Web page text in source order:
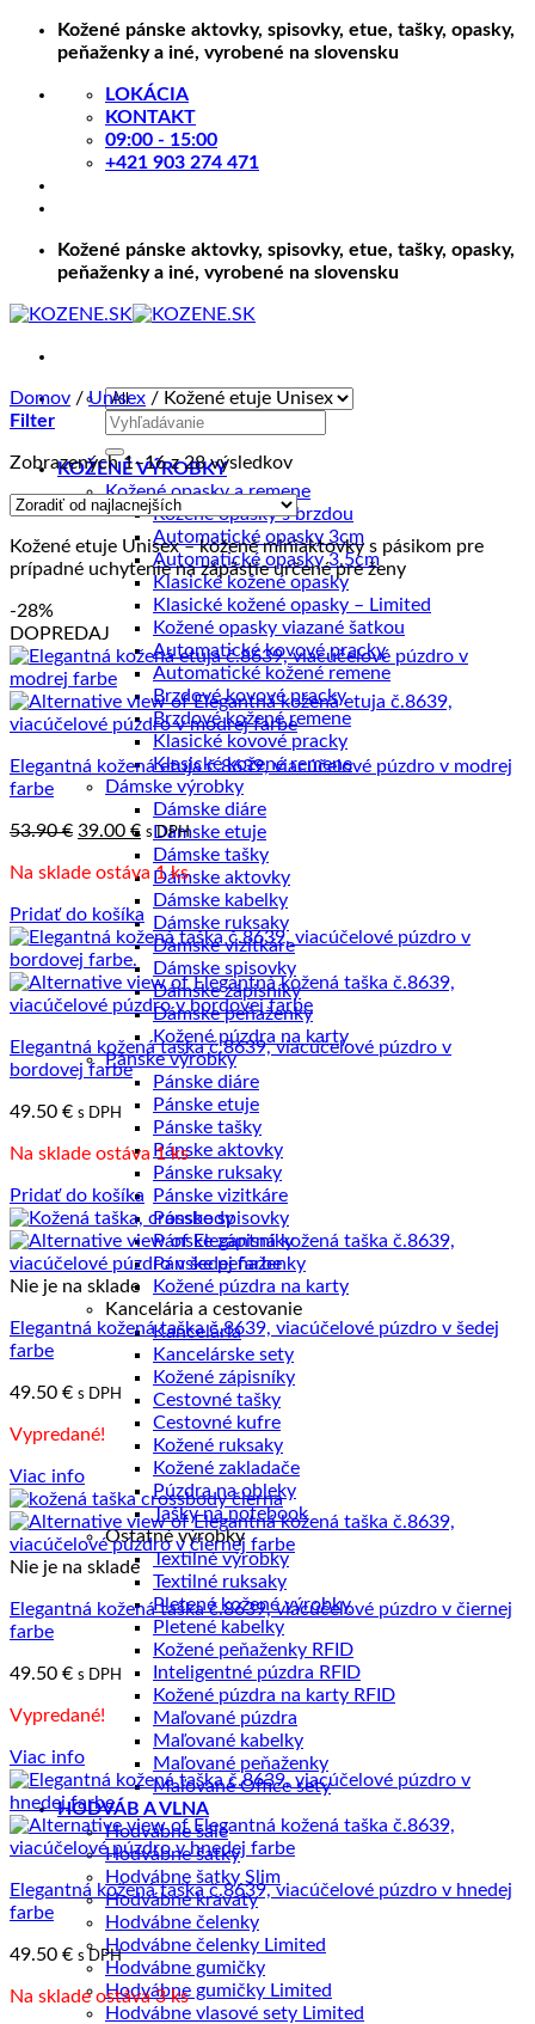
Skip
Kožené pánske aktovky, spisovky, etue, tašky, opasky,
peňaženky a iné, vyrobené na slovensku
LOKÁCIA
KONTAKT
09:00 - 15:00
+421 903 274 471
Kožené pánske aktovky, spisovky, etue, tašky, opasky,
peňaženky a iné, vyrobené na slovensku
Hľadať:
KOŽENÉ VÝROBKY
Kožené opasky a remene
Kožené opasky s brzdou
Automatické opasky 3cm
Automatické opasky 3.5cm
Klasické kožené opasky
Klasické kožené opasky – Limited
Kožené opasky viazané šatkou
Automatické kovové pracky
Automatické kožené remene
Brzdové kovové pracky
Brzdové kožené remene
Klasické kovové pracky
Klasické kožené remene
Dámske výrobky
Dámske diáre
Dámske etuje
Dámske tašky
Dámske aktovky
Dámske kabelky
Dámske ruksaky
Dámske vizitkáre
Dámske spisovky
Dámske zápisníky
Dámske peňaženky
Kožené púzdra na karty
Pánske výrobky
Pánske diáre
Pánske etuje
Pánske tašky
Pánske aktovky
Pánske ruksaky
Pánske vizitkáre
Pánske spisovky
Pánske zápisníky
Pánske peňaženky
Kožené púzdra na karty
Kancelária a cestovanie
Kancelária
Kancelárske sety
Kožené zápisníky
Cestovné tašky
Cestovné kufre
Kožené ruksaky
Kožené zakladače
Púzdra na obleky
Tašky na notebook
Ostatné výrobky
Textilné výrobky
Textilné ruksaky
Pletené kožené výrobky
Pletené kabelky
Kožené peňaženky RFID
Inteligentné púzdra RFID
Kožené púzdra na karty RFID
Maľované púzdra
Maľované kabelky
Maľované peňaženky
Maľované Office sety
HODVÁB A VLNA
Hodvábne šále
Hodvábne šatky
Hodvábne šatky Slim
Hodvábne kravaty
Hodvábne čelenky
Hodvábne čelenky Limited
Hodvábne gumičky
Hodvábne gumičky Limited
Hodvábne vlasové sety Limited
Domov / Unisex / Kožené etuje Unisex
Filter
Zobrazených 1–16 z 28 výsledkovZoradené
podľa
ceny:
od
najnižšej
po
najvyššiu
Kožené etuje Unisex – kožené miniaktovky s pásikom pre
prípadné uchytenie na zápästie určené pre ženy
-28%
DOPREDAJ
Elegantná kožená etuja č.8639, viacúčelové púzdro v modrej
farbe
53.90€ Pôvodná
bola:
53.90 €.
39.00 €Aktuálna
cena
je:
39.00 €.
s DPH
Na sklade ostáva 1 ks
Pridať do košíka
Elegantná kožená taška č.8639, viacúčelové púzdro v
bordovej farbe
49.50 € s DPH
Na sklade ostáva 1 ks
Pridať do košíka
Nie je na sklade
Elegantná kožená taška č.8639, viacúčelové púzdro v šedej
farbe
49.50 € s DPH
Vypredané!
Viac info
Nie je na sklade
Elegantná kožená taška č.8639, viacúčelové púzdro v čiernej
farbe
49.50 € s DPH
Vypredané!
Viac info
Elegantná kožená taška č.8639, viacúčelové púzdro v hnedej
farbe
49.50 € s DPH
Na sklade ostáva 3 ks